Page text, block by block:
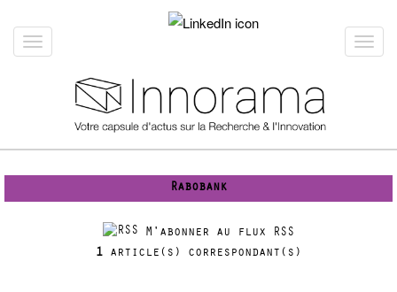
au
contenuToggle
Rabobank
M'abonner au flux RSS
1 article(s) correspondant(s)